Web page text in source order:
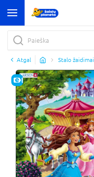
Atgal Stalo žaidimai
E-KAINA